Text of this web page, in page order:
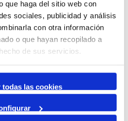
que haga del sitio web con
sociales, publicidad y análisis
con otra información
o que hayan recopilado a
de sus servicios.
todas las cookies
By Month
to month
Preceding Day
01. February 2025